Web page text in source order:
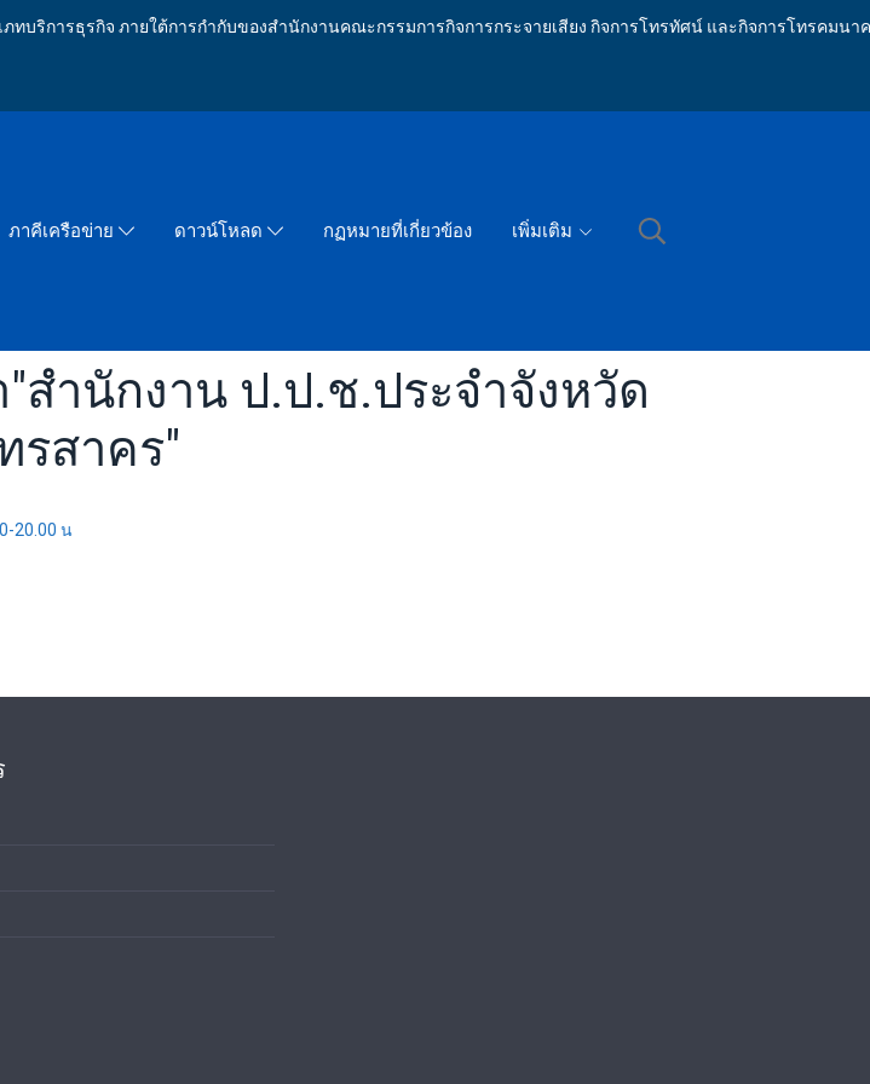
ทบริการธุรกิจ ภายใต้การกำกับของสำนักงานคณะกรรมการกิจการกระจายเสียง กิจการโทรทัศน์ และกิจการโทรคมนา
ภาคีเครือข่าย ดาวน์โหลด กฏหมายที่เกี่ยวข้อง เพิ่มเติม
สำนักงาน ป.ป.ช.ประจำจังหวัด
รสาคร"
20.00 น